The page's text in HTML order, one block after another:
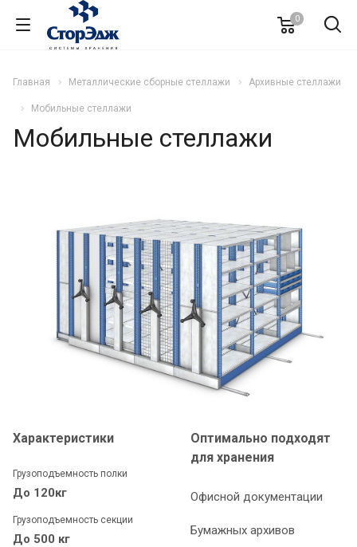
0
Главная Металлические сборные стеллажи Архивные стеллажи
Мобильные стеллажи
Мобильные стеллажи
Характеристики
Грузоподъемность полки
До 120кг
Грузоподъемность секции
До 500 кг
Оптимально подходят
для хранения
Офисной документации
Бумажных архивов